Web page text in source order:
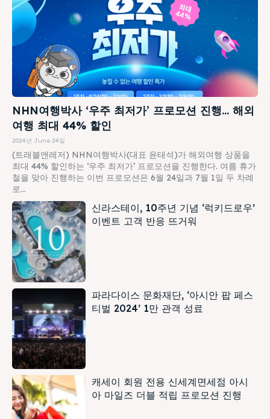
NHN여행박사 ‘우주 최저가’ 프로모션 진행… 해외
여행 최대 44% 할인
2024년 June 24일
(트래블앤레저) NHN여행박사(대표 윤태석)가 해외여행 상품을
최대 44% 할인하는 ‘우주 최저가’ 프로모션을 진행한다. 여름 휴가
철을 맞아 진행하는 이번 프로모션은 6월 24일과 7월 1일 두 차례
로...
신라스테이, 10주년 기념 ‘럭키드로우’
이벤트 고객 반응 뜨거워
파라다이스 문화재단, ‘아시안 팝 페스
티벌 2024’ 1만 관객 성료
캐세이 회원 전용 신세계면세점 아시
아 마일즈 더블 적립 프로모션 진행